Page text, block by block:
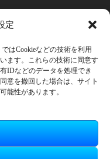
定
はCookieなどの技術を利用
ます。これらの技術に同意す
IDなどのデータを処理でき
意を撤回した場合は、サイト
能性があります。